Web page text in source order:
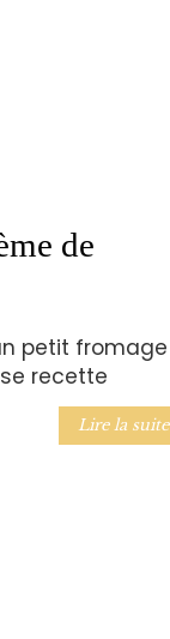
de
petit fromage
recette
Lire la suite